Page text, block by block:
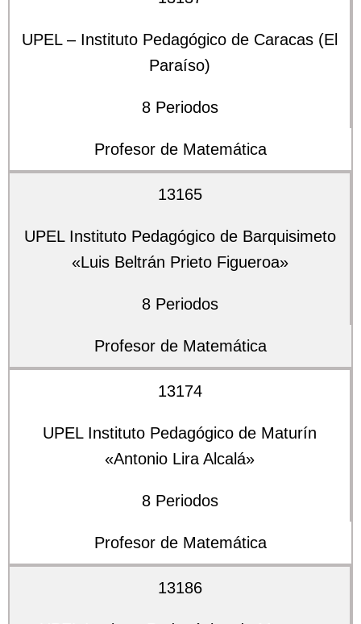
UPEL – Instituto Pedagógico de Caracas (El
Paraíso)
8 Periodos
Profesor de Matemática
13165
UPEL Instituto Pedagógico de Barquisimeto
«Luis Beltrán Prieto Figueroa»
8 Periodos
Profesor de Matemática
13174
UPEL Instituto Pedagógico de Maturín
«Antonio Lira Alcalá»
8 Periodos
Profesor de Matemática
13186